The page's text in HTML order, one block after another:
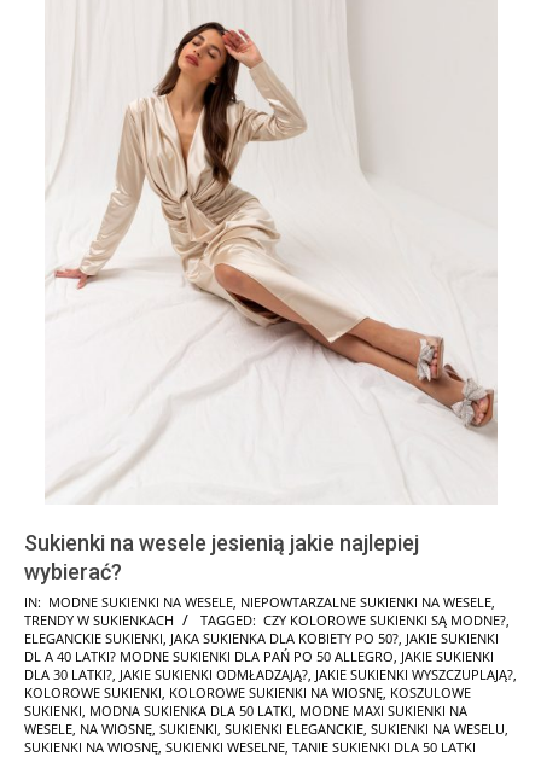
Sukienki na wesele jesienią jakie najlepiej
wybierać?
2024-
05-
29
IN: MODNE SUKIENKI NA WESELE, NIEPOWTARZALNE SUKIENKI NA WESELE,
TRENDY W SUKIENKACH
TAGGED: CZY KOLOROWE SUKIENKI SĄ MODNE?,
ELEGANCKIE SUKIENKI, JAKA SUKIENKA DLA KOBIETY PO 50?, JAKIE SUKIENKI
DL A 40 LATKI? MODNE SUKIENKI DLA PAŃ PO 50 ALLEGRO, JAKIE SUKIENKI
DLA 30 LATKI?, JAKIE SUKIENKI ODMŁADZAJĄ?, JAKIE SUKIENKI WYSZCZUPLAJĄ?,
KOLOROWE SUKIENKI, KOLOROWE SUKIENKI NA WIOSNĘ, KOSZULOWE
SUKIENKI, MODNA SUKIENKA DLA 50 LATKI, MODNE MAXI SUKIENKI NA
WESELE, NA WIOSNĘ, SUKIENKI, SUKIENKI ELEGANCKIE, SUKIENKI NA WESELU,
SUKIENKI NA WIOSNĘ, SUKIENKI WESELNE, TANIE SUKIENKI DLA 50 LATKI